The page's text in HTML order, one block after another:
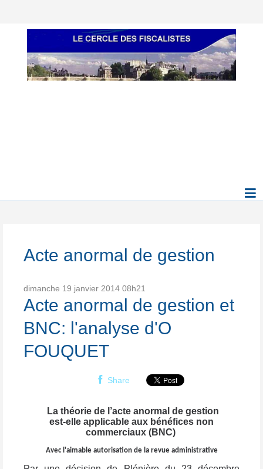
Acte anormal de gestion
dimanche 19 janvier 2014 08h21
Acte anormal de gestion et
BNC: l'analyse d'O
FOUQUET
Share
La théorie de l’acte anormal de gestion
est-elle applicable aux bénéfices non
commerciaux (BNC)
Avec l'aimable autorisation de la revue administrative